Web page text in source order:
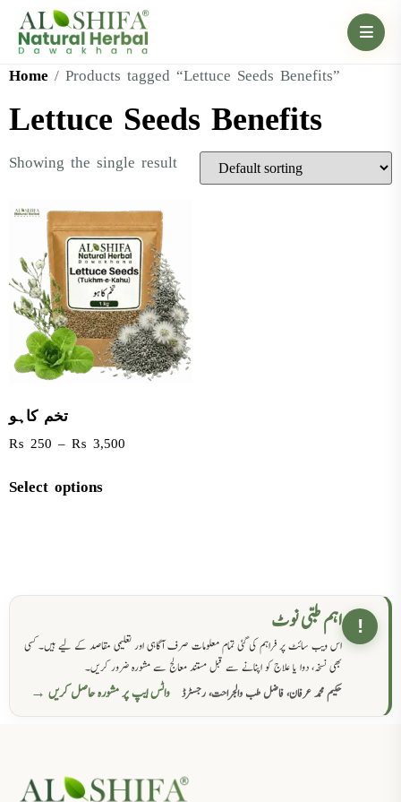
Home / Products tagged “Lettuce Seeds Benefits”
Lettuce Seeds Benefits
Showing the single result
تخم کاہو
₨ 250 – ₨ 3,500
Select options
! اہم طبی نوٹ
اس ویب سائٹ پر فراہم کی گئی تمام معلومات صرف آگاہی اور تعلیمی مقاصد کے لیے ہیں۔ کسی
بھی نسخہ، دوا یا علاج کو اپنانے سے قبل مستند معالج سے مشورہ ضرور کریں۔
حکیم محمد عرفان، فاضل طب والجراحت، رجسٹرڈ
واٹس ایپ پر مشورہ حاصل کریں →